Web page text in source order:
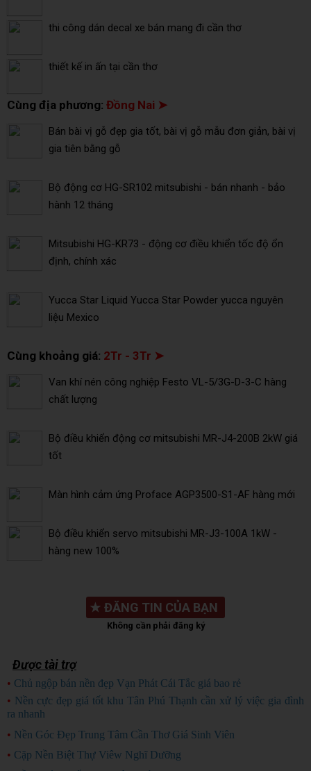
thi công dán decal xe bán mang đi cần thơ
thiết kế in ấn tại cần thơ
Cùng địa phương: Đồng Nai ➤
Bán bài vị gỗ đẹp gia tốt, bài vị gỗ mẫu đơn giản, bài vị
gia tiên bằng gỗ
Bộ động cơ HG-SR102 mitsubishi - bán nhanh - bảo
hành 12 tháng
Mitsubishi HG-KR73 - động cơ điều khiển tốc độ ổn
định, chính xác
Yucca Star Liquid Yucca Star Powder yucca nguyên
liệu Mexico
Cùng khoảng giá: 2Tr - 3Tr ➤
Van khí nén công nghiệp Festo VL-5/3G-D-3-C hàng
chất lượng
Bộ điều khiển động cơ mitsubishi MR-J4-200B 2kW giá
tốt
Màn hình cảm ứng Proface AGP3500-S1-AF hàng mới
Bộ điều khiển servo mitsubishi MR-J3-100A 1kW -
hàng new 100%
★ ĐĂNG TIN CỦA BẠN
Không cần phải đăng ký
Được tài trợ
• Chủ ngộp bán nền đẹp Vạn Phát Cái Tắc giá bao rẻ
• Nền cực đẹp giá tốt khu Tân Phú Thạnh cần xử lý việc gia đình
ra nhanh
• Nền Góc Đẹp Trung Tâm Cần Thơ Giá Sinh Viên
• Cặp Nền Biệt Thự Viêw Nghĩ Dưỡng